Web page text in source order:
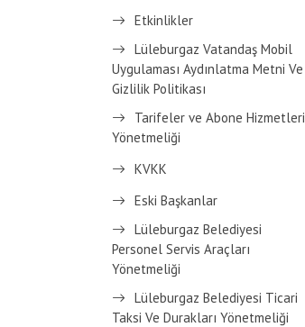
Etkinlikler
Lüleburgaz Vatandaş Mobil
Uygulaması Aydınlatma Metni Ve
Gizlilik Politikası
Tarifeler ve Abone Hizmetleri
Yönetmeliği
KVKK
Eski Başkanlar
Lüleburgaz Belediyesi
Personel Servis Araçları
Yönetmeliği
Lüleburgaz Belediyesi Ticari
Taksi Ve Durakları Yönetmeliği